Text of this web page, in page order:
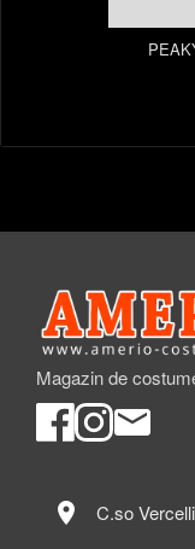
Magazin de
location_on C.so